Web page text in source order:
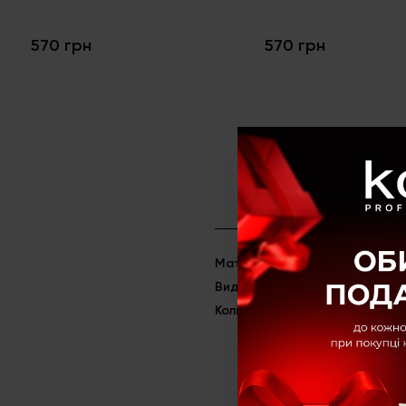
570 грн 570 грн
Матеріал Поліамід
Вид товару Топи
Колір